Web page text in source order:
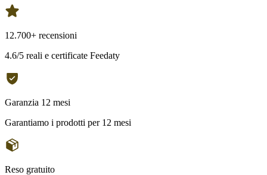
12.700+ recensioni
4.6/5 reali e certificate Feedaty
Garanzia 12 mesi
Garantiamo i prodotti per 12 mesi
Reso gratuito